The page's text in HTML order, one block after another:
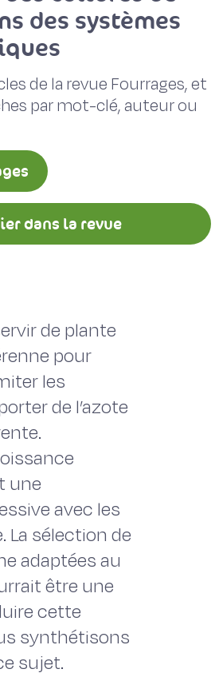
des systèmes
de la revue Fourrages, et
par mot-clé, auteur ou
dans la revue
de plante
pour
les
de l’azote
une
avec les
La sélection de
adaptées au
être une
cette
synthétisons
sujet.